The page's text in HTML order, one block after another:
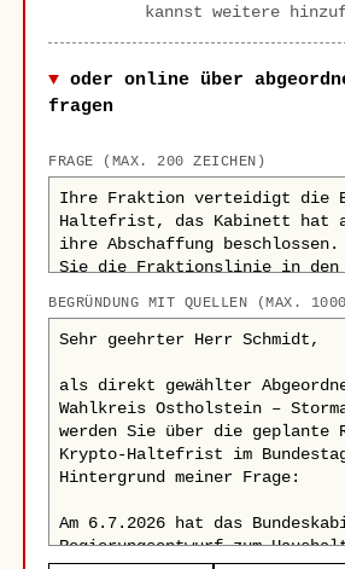
kannst weitere
oder online über
fragen
FRAGE (MAX. 200 ZEICHEN)
BEGRÜNDUNG MIT QUELLEN (MAX.